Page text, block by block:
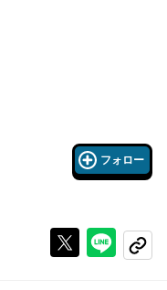
フォロー
Xで投稿する
ライン
コピー